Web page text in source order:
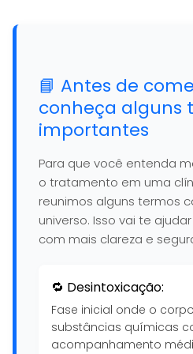
📘 Antes de
conheça alguns
importantes
Para que você entenda
o tratamento em uma
reunimos alguns termos
universo. Isso vai te
com mais clareza e
🔁 Desintoxicação:
Fase inicial onde o
substâncias químicas
acompanhamento